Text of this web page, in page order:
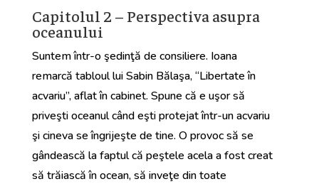
Capitolul 2 – Perspectiva asupra
oceanului
Suntem într-o şedinţă de consiliere. Ioana
remarcă tabloul lui Sabin Bălaşa, “Libertate în
acvariu”, aflat în cabinet. Spune că e uşor să
priveşti oceanul când eşti protejat într-un acvariu
şi cineva se îngrijeşte de tine. O provoc să se
gândească la faptul că peştele acela a fost creat
să trăiască în ocean, să inveţe din toate